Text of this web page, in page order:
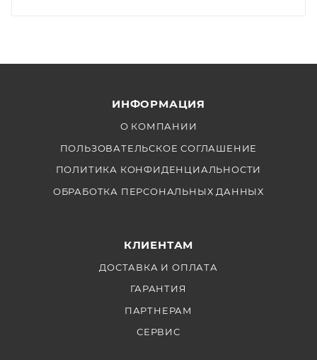
ИНФОРМАЦИЯ
О КОМПАНИИ
ПОЛЬЗОВАТЕЛЬСКОЕ СОГЛАШЕНИЕ
ПОЛИТИКА КОНФИДЕНЦИАЛЬНОСТИ
ОБРАБОТКА ПЕРСОНАЛЬНЫХ ДАННЫХ
КЛИЕНТАМ
ДОСТАВКА И ОПЛАТА
ГАРАНТИЯ
ПАРТНЕРАМ
СЕРВИС